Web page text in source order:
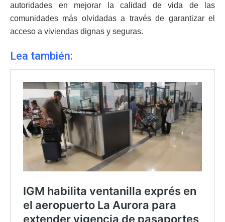
autoridades en mejorar la calidad de vida de las
comunidades más olvidadas a través de garantizar el
acceso a viviendas dignas y seguras.
Lea también: